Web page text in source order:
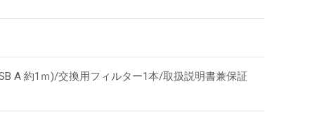
A 約1ｍ)/交換用フィルター1本/取扱説明書兼保証